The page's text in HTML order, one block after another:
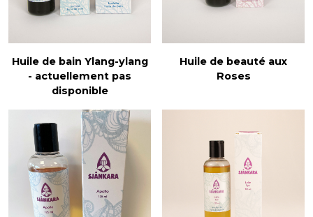
Huile de bain Ylang-ylang
- actuellement pas
disponible
Huile de beauté aux
Roses